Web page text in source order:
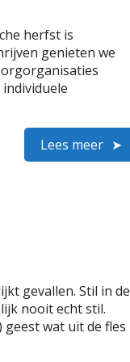
herfst is
genieten we
Lees meer
gevallen. Stil in de
nooit echt stil.
wat uit de fles